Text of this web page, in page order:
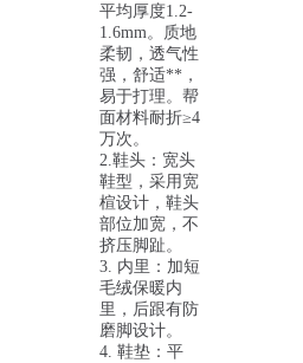
平均厚度1.2-
1.6mm。质地
柔韧，透气性
强，舒适**，
易于打理。帮
面材料耐折≥4
万次。
2.鞋头：宽头
鞋型，采用宽
楦设计，鞋头
部位加宽，不
挤压脚趾。
3. 内里：加短
毛绒保暖内
里，后跟有防
磨脚设计。
4. 鞋垫：平